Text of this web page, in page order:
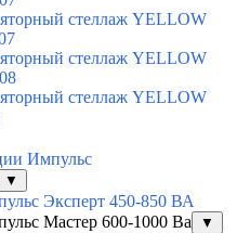
стеллаж YELLOW
стеллаж YELLOW
стеллаж YELLOW
Импульс
▼
Эксперт 450-850 ВА
Мастер 600-1000 Ва
▼